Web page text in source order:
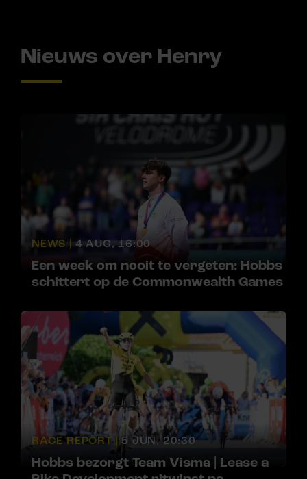
Nieuws over Henry
NEWS | 4 AUG, 16:00
Een week om nooit te vergeten: Hobbs
schittert op de Commonwealth Games
RACE REPORT | 5 JUN, 20:30
Hobbs bezorgt Team Visma | Lease a